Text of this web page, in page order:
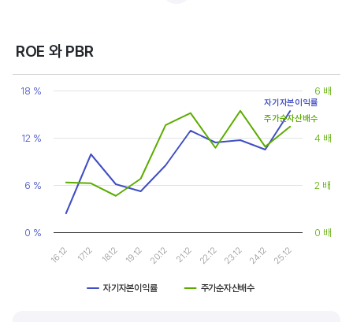
주당배당금의 비율입니다. 예를 들어 A 주식을 주당 100 달러에 매수하고 주당배당금으로
라고 하면, 시가배당률은 1.5% 이상이면 배당 매력이 있는 기업이고 배당수익률은
ROE 와 PBR
Chart
Line chart with 2 lines.
The chart has 1 X axis displaying categories.
The chart has 2 Y axes displaying values, and values.
자기자본이익률 주가순자산배수
16.12 17.12 18.12 19.12 20.12 21.12 22.12 23.12 24.12 25.12
0 %
6 %
12 %
18 %
0 배
2 배
4 배
6 배
자기자본이익률
주가순자산배수